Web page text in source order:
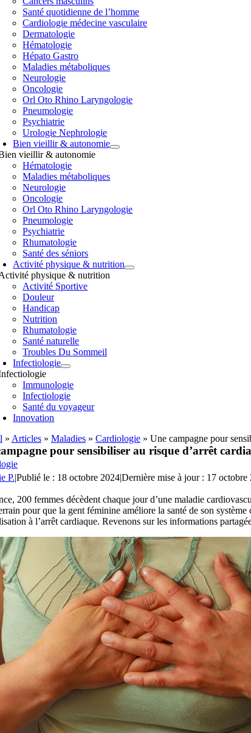
Santé quotidienne de l’homme
Cardiologie médecine vasculaire
Dermatologie
Hématologie
Hépato Gastro
Maladies métaboliques
Neurologie
Oncologie
Orl Oto Rhino Laryngologie
Pneumologie
Psychiatrie
Urologie Nephrologie
Bien vieillir & autonomie
vieillir & autonomie
Hématologie
Maladies métaboliques
Neurologie
Oncologie
Orl Oto Rhino Laryngologie
Pneumologie
Psychiatrie
Rhumatologie
Santé des séniors
Activité physique & nutrition
physique & nutrition
Activité Sportive
Douleur
Handicap
Nutrition
Rhumatologie
Santé naturelle
Troubles Du Sommeil
Infectiologie
Immunologie
Infectiologie
Santé du voyageur
Innovation
» Articles» Maladies» Cardiologie» Une campagne pour
pour sensibiliser au risque d’arrêt
P.|Publié le : 18 octobre 2024|Dernière mise à jour : 17 octobre
200 femmes décèdent chaque jour d’une maladie
pour que la gent féminine améliore la santé de son
à l’arrêt cardiaque. Revenons sur les informations